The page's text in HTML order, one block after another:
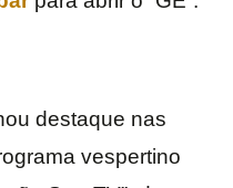
destaque nas
vespertino